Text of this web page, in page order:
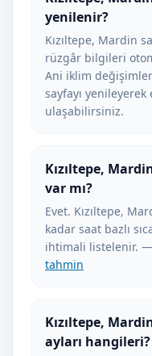
yenilenir?
Kızıltepe, Mardin
rüzgâr bilgileri
Ani iklim
sayfayı
ulaşabilirsiniz.
Kızıltepe,
var mı?
Evet. Kızıltepe,
kadar saat bazlı
ihtimali listelenir. —
tahmin
Kızıltepe,
ayları hangileri?